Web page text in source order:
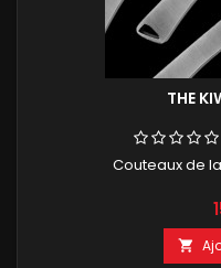
THE
Couteaux de
